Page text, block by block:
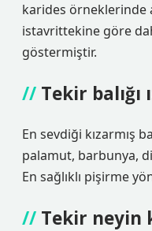
karides örneklerinde
istavrittekine göre
göstermiştir.
Tekir balığı
En sevdiği kızarmış
palamut, barbunya,
En sağlıklı pişirme
Tekir neyin